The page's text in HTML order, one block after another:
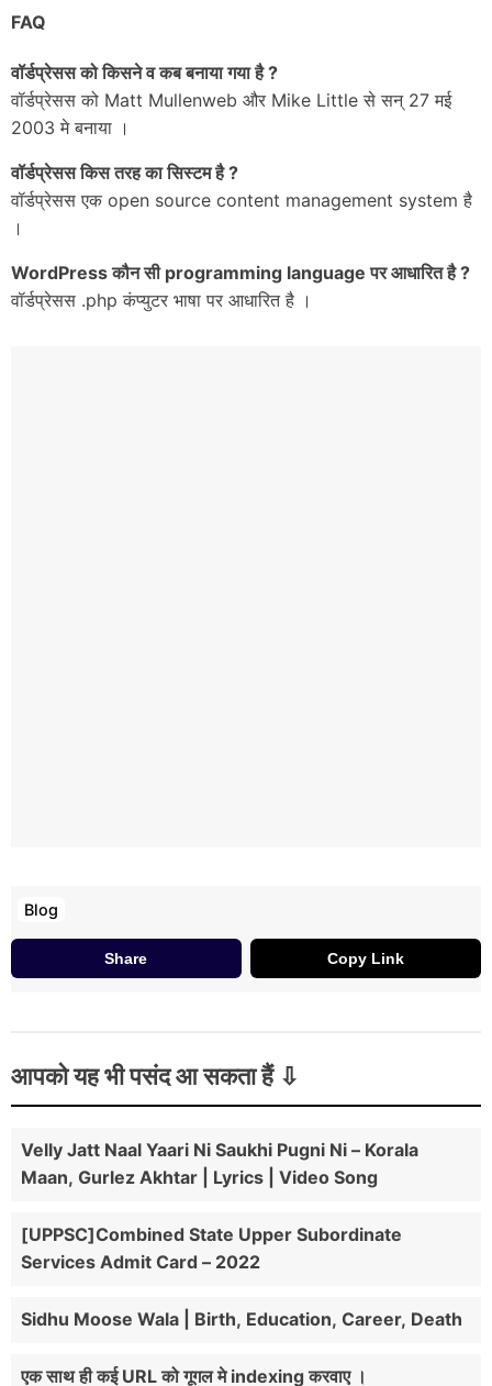
FAQ
वॉर्डप्रेसस को किसने व कब बनाया गया है ?
वॉर्डप्रेसस को Matt Mullenweb और Mike Little से सन् 27 मई
2003 मे बनाया ।
वॉर्डप्रेसस किस तरह का सिस्टम है ?
वॉर्डप्रेसस एक open source content management system है
।
WordPressकौन सी programming language पर आधारित है ?
वॉर्डप्रेसस .php कंप्युटर भाषा पर आधारित है ।
Blog
Share Copy Link
आपको यह भी पसंद आ सकता हैं
Velly Jatt Naal Yaari Ni Saukhi Pugni Ni – Korala
Maan, Gurlez Akhtar | Lyrics | Video Song
[UPPSC]Combined State Upper Subordinate
Services Admit Card – 2022
Sidhu Moose Wala | Birth, Education, Career, Death
एक साथ ही कई URL को गूगल मे indexing करवाए ।